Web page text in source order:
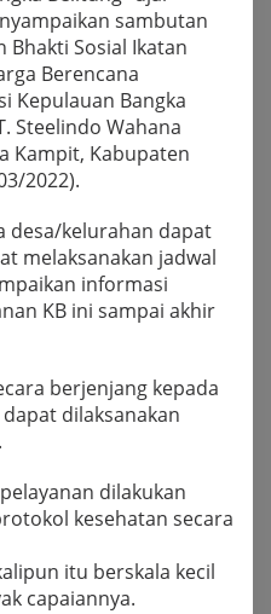
sambutan
Bhakti Sosial Ikatan
Berencana
Kepulauan Bangka
Steelindo Wahana
Kampit, Kabupaten
2022).
desa/kelurahan dapat
melaksanakan jadwal
informasi
KB ini sampai akhir
berjenjang kepada
dilaksanakan
dilakukan
kesehatan secara
itu berskala kecil
capaiannya.